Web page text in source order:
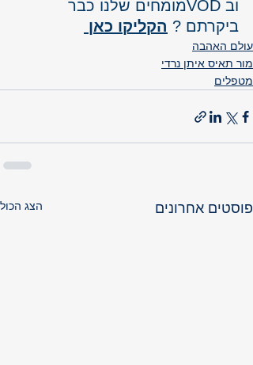
וב VODמומחים שלנו כבר
ביקרתם ? הקליקו כאן
עולם האהבה
מור תאיס איתן נרדי
מטפלים
פוסטים אחרונים הצג הכול